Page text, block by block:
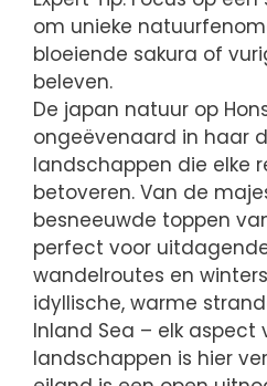
om unieke
bloeiende sakura of
beleven.
De japan natuur op
ongeëvenaard in haar
landschappen die elke
betoveren. Van de
besneeuwde toppen
perfect voor
wandelroutes en
idyllische, warme
Inland Sea – elk aspect
landschappen is hier